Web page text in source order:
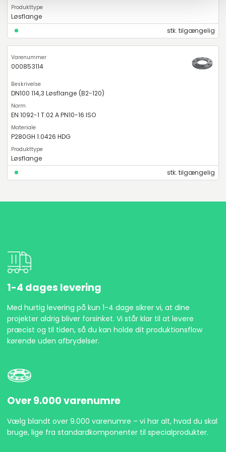
Løsflange
stk. tilgængelig
000853114
DN100 114,3 Løsflange (B2-120)
EN 1092-1 T:02 A PN10-16 ISO
P280GH 1.0426 HDG
Løsflange
stk. tilgængelig
1-4 dages levering
Med hurtig levering på kun 1-4 dage sikrer vi, at dine
projekter aldrig bliver forsinket. Vi står klar til at levere
præcist og til tiden, så du kan holde dit produktionsflow
kørende uden afbrydelser.
Over 9.000 varenumre
Vælg blandt over 9.000 varenumre – vi har alt, hvad du skal
bruge, lige fra standardkomponenter til specialprodukter.